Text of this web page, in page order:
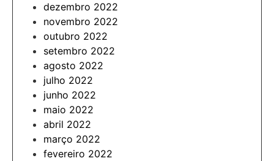
dezembro 2022
novembro 2022
outubro 2022
setembro 2022
agosto 2022
julho 2022
junho 2022
maio 2022
abril 2022
março 2022
fevereiro 2022